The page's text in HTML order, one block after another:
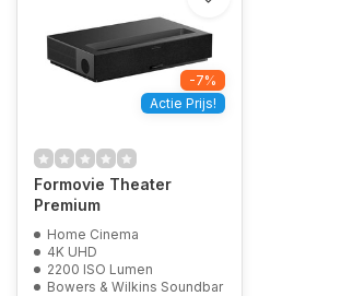
-7%
Actie Prijs!
Formovie Theater
Premium
Home Cinema
4K UHD
2200 ISO Lumen
Bowers & Wilkins Soundbar